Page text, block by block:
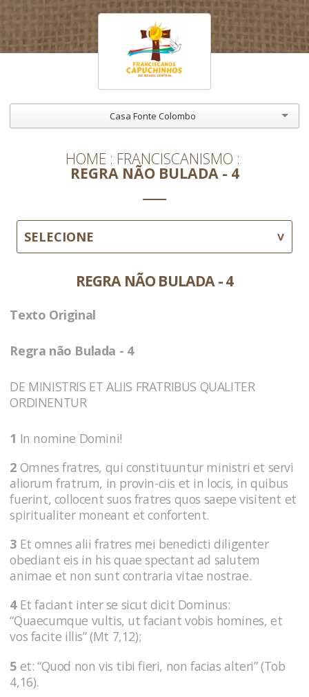
Casa Fonte Colombo
HOME FRANCISCANISMO
REGRA NÃO BULADA - 4
SELECIONE
REGRA NÃO BULADA - 4
Texto Original
Regra não Bulada - 4
DE MINISTRIS ET ALIIS FRATRIBUS QUALITER
ORDINENTUR
1 In nomine Domini!
2 Omnes fratres, qui constituuntur ministri et servi
aliorum fratrum, in provin-ciis et in locis, in quibus
fuerint, collocent suos fratres quos saepe visitent et
spiritualiter moneant et confortent.
3 Et omnes alii fratres mei benedicti diligenter
obediant eis in his quae spectant ad salutem
animae et non sunt contraria vitae nostrae.
4Et faciant inter se sicut dicit Dominus:
“Quaecumque vultis, ut faciant vobis homines, et
vos facite illis” (Mt 7,12);
5 et: “Quod non vis tibi fieri, non facias alteri” (Tob
4,16).